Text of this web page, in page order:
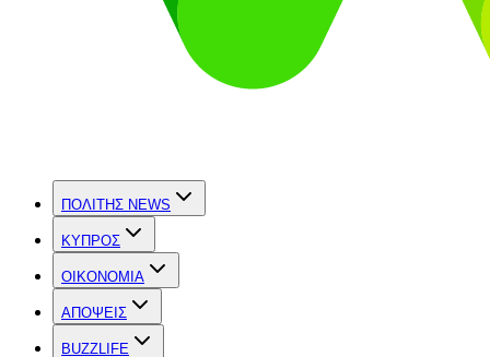
ΠΟΛΙΤΗΣ NEWS
ΚΥΠΡΟΣ
OIKONOMIA
ΑΠΟΨΕΙΣ
BUZZLIFE